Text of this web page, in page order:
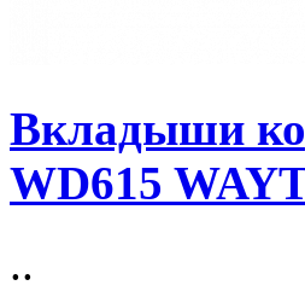
Вкладыши
WD615
..